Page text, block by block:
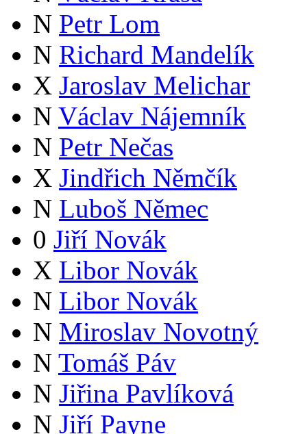
N Petr Lom
N Richard Mandelík
X Jaroslav Melichar
N Václav Nájemník
N Petr Nečas
X Jindřich Němčík
N Luboš Němec
0 Jiří Novák
X Libor Novák
N Libor Novák
N Miroslav Novotný
N Tomáš Páv
N Jiřina Pavlíková
N Jiří Payne